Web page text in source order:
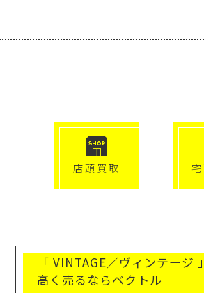
店頭買取
「 VINTAGE／ヴィンテージ
高く売るならベクトル